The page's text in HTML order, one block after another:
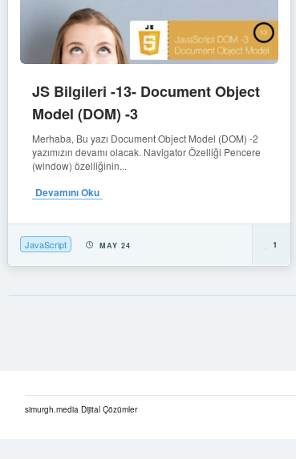
JS Bilgileri -13- Document Object
Model (DOM) -3
Merhaba, Bu yazı Document Object Model (DOM) -2
yazımızın devamı olacak. Navigator Özelliği Pencere
(window) özelliğinin...
Devamını Oku
JavaScript MAY 24 1
simurgh.media Dijital Çözümler